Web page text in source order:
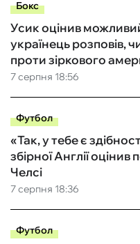
Бокс
7 серпня 18:56
Усик оцінив
українець розповів,
проти зіркового
Футбол
7 серпня 18:36
«Так, у тебе є
збірної Англії
Челсі
Футбол